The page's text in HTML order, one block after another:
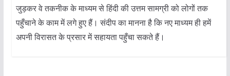
जुड़कर वे तकनीक के माध्यम से हिंदी की उत्तम सामग्री को लोगों तक
पहुँचाने के काम में लगे हुए हैं। संदीप का मानना है कि नए माध्यम ही हमें
अपनी विरासत के प्रसार में सहायता पहुँचा सकते हैं।